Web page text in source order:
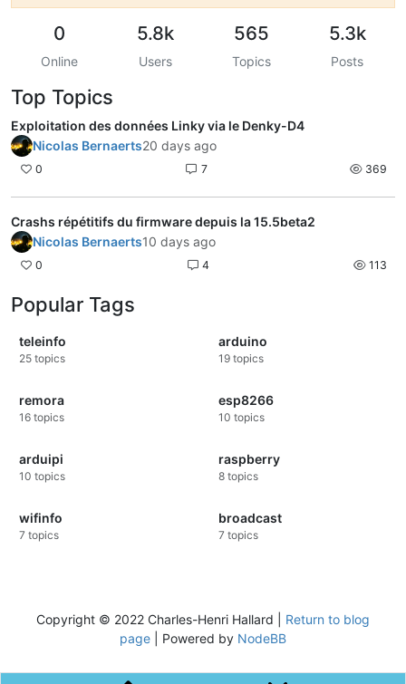
08:32:15.114 TIC: Error [CCAIN	H2402130CASN	H240213083000	00238	?]
08:32:16.288 MQT: teleinfo/tele/SENSOR = {"
":" 2024-02-
0
Online
5.8k
Users
565
Topics
5.3k
Posts
Top Topics
Exploitation des données Linky via le Denky-D4
Nicolas Bernaerts20 days ago
0 7 369
Crashs répétitifs du firmware depuis la 15.5beta2
Nicolas Bernaerts10 days ago
0 4 113
Popular Tags
teleinfo
25 topics
arduino
19 topics
remora
16 topics
esp8266
10 topics
arduipi
10 topics
raspberry
8 topics
wifinfo
7 topics
broadcast
7 topics
Copyright © 2022 Charles-Henri Hallard | Return to blog
page | Powered by NodeBB